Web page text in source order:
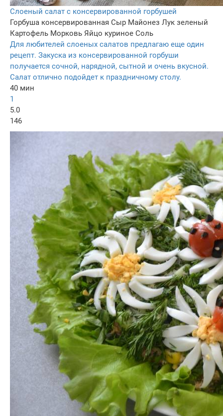
Слоеный салат с консервированной горбушей
Горбуша консервированная Сыр Майонез Лук зеленый
Картофель Морковь Яйцо куриное Соль
Для любителей слоеных салатов предлагаю еще один
рецепт. Закуска из консервированной горбуши
получается сочной, нарядной, сытной и очень вкусной.
Салат отлично подойдет к праздничному столу.
40 мин
1
5.0
146